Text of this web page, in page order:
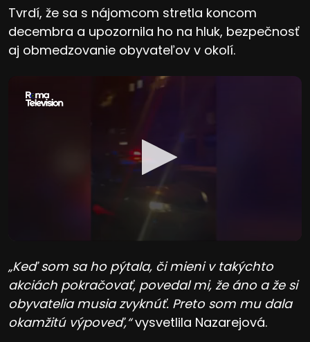
Tvrdí, že sa s nájomcom stretla koncom
decembra a upozornila ho na hluk, bezpečnosť
aj obmedzovanie obyvateľov v okolí.
„Keď som sa ho pýtala, či mieni v takýchto
akciách pokračovať, povedal mi, že áno a že si
obyvatelia musia zvyknúť. Preto som mu dala
okamžitú výpoveď,“vysvetlila Nazarejová.